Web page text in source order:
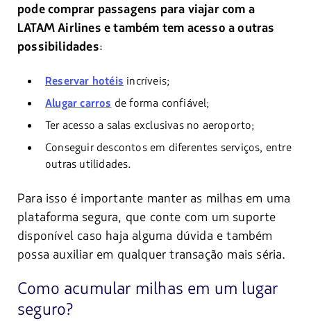
pode comprar passagens para viajar com a
LATAM Airlines e também tem acesso a outras
possibilidades:
Reservar hotéisincríveis;
Alugar carrosde forma confiável;
Ter acesso a salas exclusivas no aeroporto;
Conseguir descontos em diferentes serviços, entre
outras utilidades.
Para isso é importante manter as milhas em uma
plataforma segura, que conte com um suporte
disponível caso haja alguma dúvida e também
possa auxiliar em qualquer transação mais séria.
Como acumular milhas em um lugar
seguro?